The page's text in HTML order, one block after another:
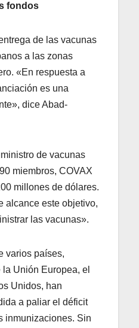
fondos
de las vacunas
a las zonas
«En respuesta a
es una
dice Abad-
de vacunas
miembros, COVAX
millones de dólares.
alcance este objetivo,
las vacunas».
varios países,
Unión Europea, el
Unidos, han
a paliar el déficit
inmunizaciones. Sin